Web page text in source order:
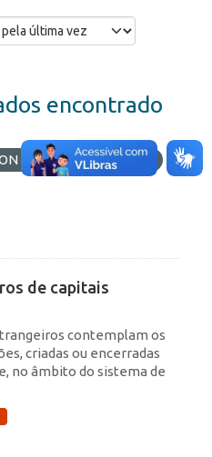
encontrado
Etiquetas:
RDE
de capitais
contemplam os
criadas ou encerradas
no âmbito do sistema de